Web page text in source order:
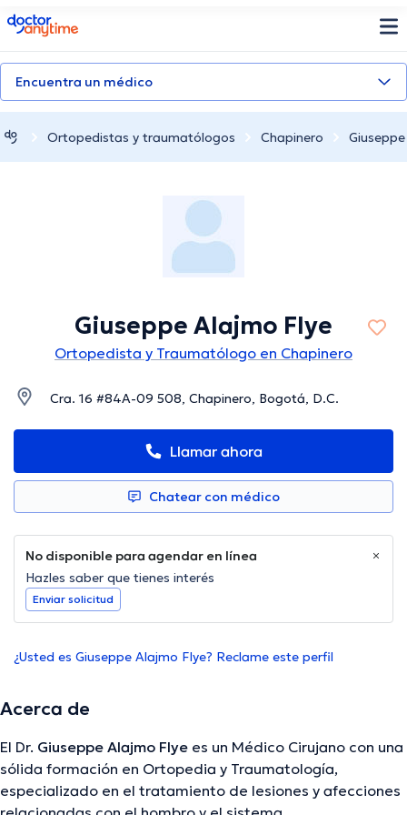
doctoranytime
Encuentra un médico
Ortopedistas y traumatólogos Chapinero
Giuseppe Alajmo Flye
Ortopedista y Traumatólogo en Chapinero
Cra. 16 #84A-09 508, Chapinero, Bogotá, D.C.
Llamar ahora
Chatear con médico
No disponible para agendar en línea
Hazles saber que tienes interés
Enviar solicitud
¿Usted es Giuseppe Alajmo Flye? Reclame este perfil
Acerca de
El Dr. Giuseppe Alajmo Flye es un Médico Cirujano con una
sólida formación en Ortopedia y Traumatología,
especializado en el tratamiento de lesiones y afecciones